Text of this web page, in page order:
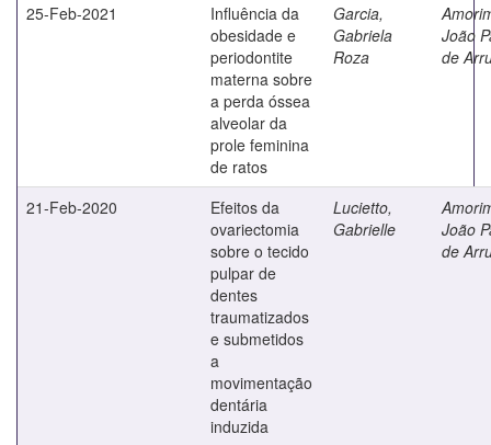
25-Feb-2021
Influência da
obesidade e
periodontite
materna sobre
a perda óssea
alveolar da
prole feminina
de ratos
Garcia,
Gabriela
Roza
João
de
21-Feb-2020
Efeitos da
ovariectomia
sobre o tecido
pulpar de
dentes
traumatizados
e submetidos
a
movimentação
dentária
induzida
Lucietto,
Gabrielle
João
de